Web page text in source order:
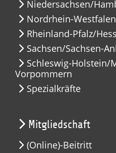
Niedersachsen/
Nordrhein-Westfalen
Rheinland-Pfalz/
Sachsen/Sachsen-
Schleswig-Holstein/
Vorpommern
Spezialkräfte
Mitgliedschaft
(Online)-Beitritt